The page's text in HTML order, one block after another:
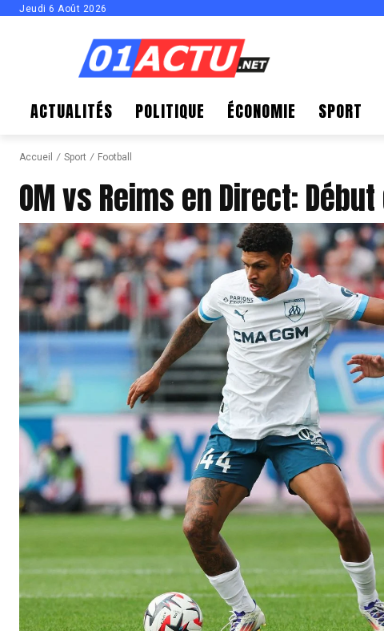
Jeudi 6 Août 2026
ACTUALITÉS POLITIQUE ÉCONOMIE SPORT
Accueil Sport Football
OM vs Reims en Direct: